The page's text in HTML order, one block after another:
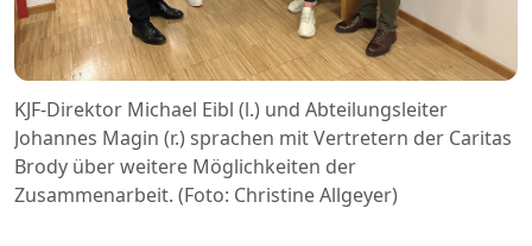
KJF-Direktor Michael Eibl (l.) und Abteilungsleiter
Johannes Magin (r.) sprachen mit Vertretern der Caritas
Brody über weitere Möglichkeiten der
Zusammenarbeit. (Foto: Christine Allgeyer)